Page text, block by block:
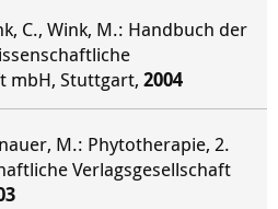
C., Wink, M.: Handbuch der
mbH, Stuttgart, 2004
M.: Phytotherapie, 2.
Verlagsgesellschaft